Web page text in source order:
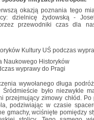
okazją poznania tego
dzielnicę żydowską -
przewodniki czas dla
Naukowego Historyków
wyprawy do Pragi
wywołanego długa
było niezwykle
przejmujący zimowy chłód.
podziwiając w czasie
gmachy, wciśnięte pomiędzy